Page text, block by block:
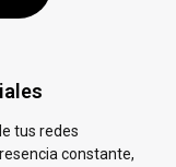
tus redes
constante,